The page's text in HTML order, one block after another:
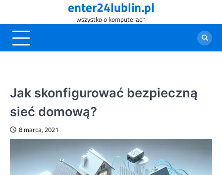
content
enter24lublin.pl
wszystko o komputerach
Jak skonfigurować bezpieczną
sieć domową?
8 marca, 2021